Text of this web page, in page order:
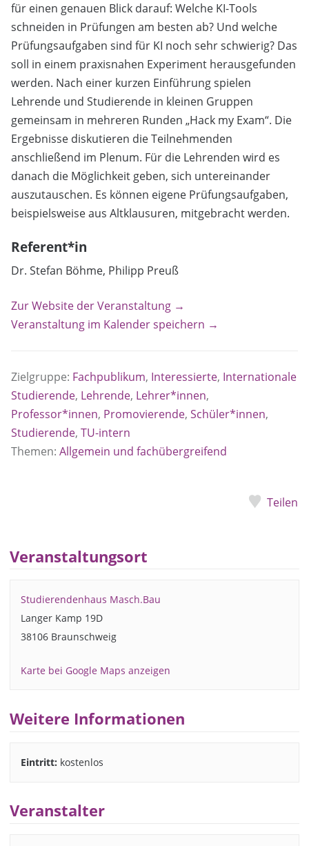
für einen genauen Blick darauf: Welche KI-Tools
schneiden in Prüfungen am besten ab? Und welche
Prüfungsaufgaben sind für KI noch sehr schwierig? Das
soll in einem praxisnahen Experiment herausgefunden
werden. Nach einer kurzen Einführung spielen
Lehrende und Studierende in kleinen Gruppen
gemeinsam in mehreren Runden „Hack my Exam“. Die
Ergebnisse diskutieren die Teilnehmenden
anschließend im Plenum. Für die Lehrenden wird es
danach die Möglichkeit geben, sich untereinander
auszutauschen. Es können eigene Prüfungsaufgaben,
beispielsweise aus Altklausuren, mitgebracht werden.
Referent*in
Dr. Stefan Böhme, Philipp Preuß
Zur Website der Veranstaltung →
Veranstaltung im Kalender speichern →
Zielgruppe: Fachpublikum, Interessierte, Internationale
Studierende, Lehrende, Lehrer*innen,
Professor*innen, Promovierende, Schüler*innen,
Studierende, TU-intern
Themen: Allgemein und fachübergreifend
Teilen
Veranstaltungsort
Studierendenhaus Masch.Bau
Langer Kamp 19D
38106 Braunschweig
Karte bei Google Maps anzeigen
Weitere Informationen
Eintritt: kostenlos
Veranstalter